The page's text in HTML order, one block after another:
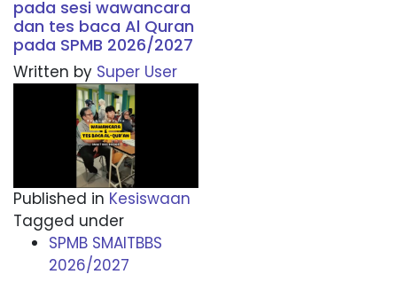
pada sesi wawancara
dan tes baca Al Quran
pada SPMB 2026/2027
Written by Super User
Published in Kesiswaan
Tagged under
SPMB SMAITBBS
2026/2027